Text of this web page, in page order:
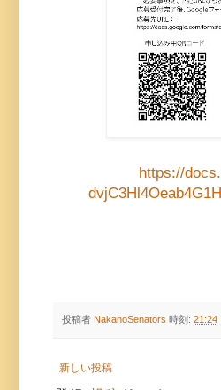
https://
投稿者 NakanoSenators 時刻: 21:24
新しい投稿